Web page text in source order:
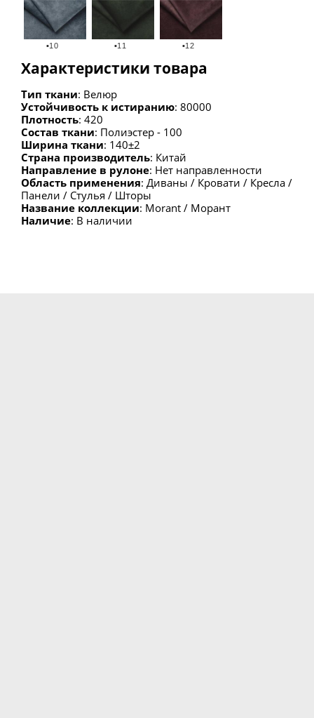
▪10 ▪11 ▪12
Характеристики товара
Тип ткани: Велюр
Устойчивость к истиранию: 80000
Плотность: 420
Состав ткани: Полиэстер - 100
Ширина ткани: 140±2
Страна производитель: Китай
Направление в рулоне: Нет направленности
Область применения: Диваны / Кровати / Кресла /
Панели / Стулья / Шторы
Название коллекции: Morant / Морант
Наличие: В наличии